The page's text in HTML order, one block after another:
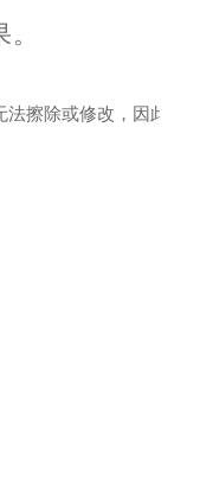
法擦除或修改，因此它